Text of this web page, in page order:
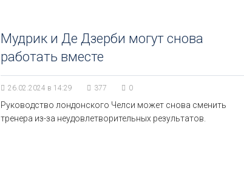
Мудрик и Де Дзерби могут снова
работать вместе
26.02.2024 в 14:29 377 0
Руководство лондонского Челси может снова сменить
тренера из-за неудовлетворительных результатов.